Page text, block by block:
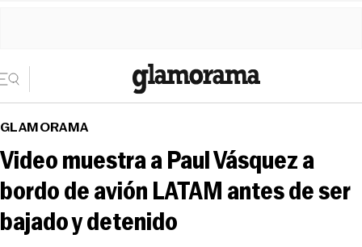
GLAMORAMA
Video muestra a Paul Vásquez a
bordo de avión LATAM antes de ser
bajado y detenido